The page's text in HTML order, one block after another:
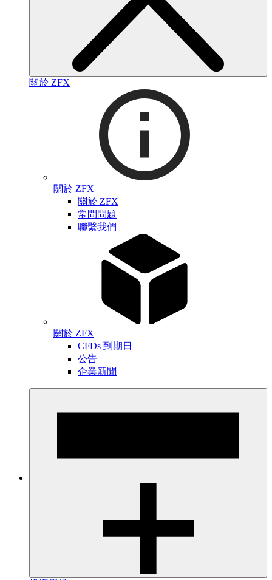
關於 ZFX
關於 ZFX
關於 ZFX
常問問題
聯繫我們
關於 ZFX
CFDs 到期日
公告
企業新聞